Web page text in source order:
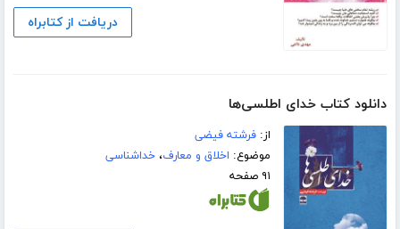
دریافت از کتابراه
دانلود کتاب خدای اطلسی‌ها
از:فرشته فیضی
موضوع: اخلاق و معارف،خداشناسی
۹۱ صفحه